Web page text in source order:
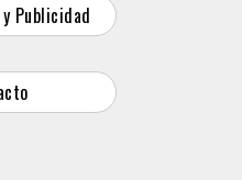
Publicidad